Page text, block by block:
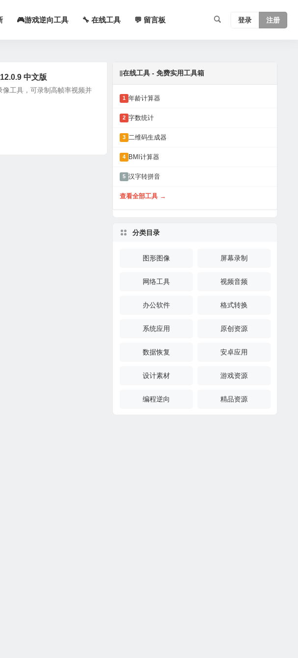
🎮游戏逆向工具 🔧 在线工具 💬 留言板 登录 注册
中文版
工具，可录制高帧率视频并
在线工具 - 免费实用工具箱
1 年龄计算器
2 字数统计
3 二维码生成器
4 BMI计算器
5 汉字转拼音
查看全部工具 →
分类目录
图形图像 屏幕录制
网络工具 视频音频
办公软件 格式转换
系统应用 原创资源
数据恢复 安卓应用
设计素材 游戏资源
编程逆向 精品资源